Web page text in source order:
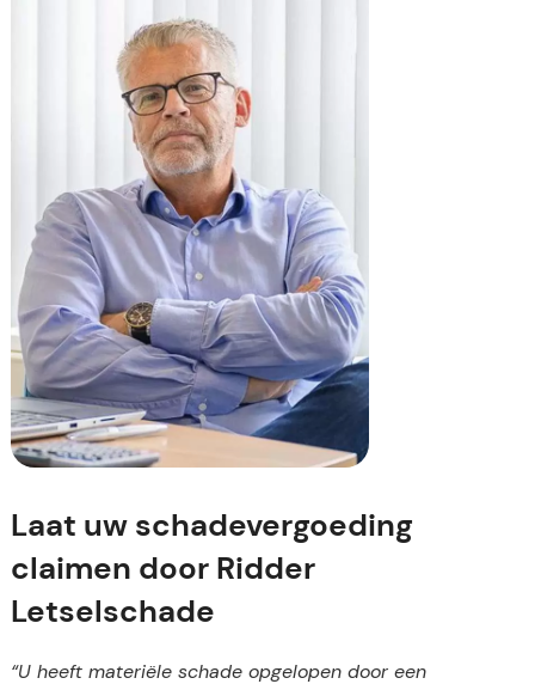
Laat uw schadevergoeding
claimen door Ridder
Letselschade
“U heeft materiële schade opgelopen door een